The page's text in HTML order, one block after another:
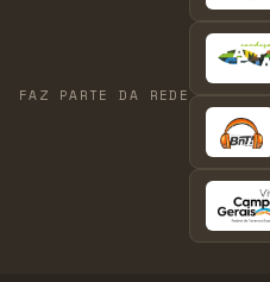
FAZ PARTE DA REDE